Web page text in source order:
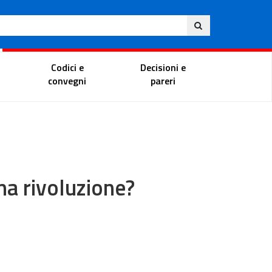
Ita
Portale del magistrato
Codici e
convegni
Decisioni e
pareri
rivoluzione?